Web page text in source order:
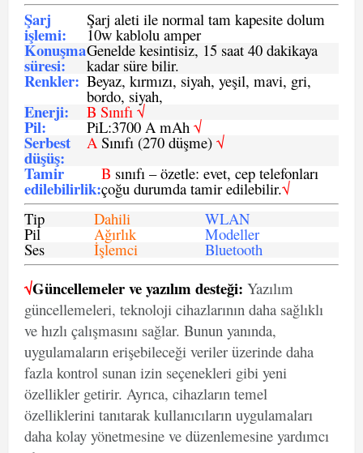
Şarj
işlemi:
Şarj aleti ile normal tam kapesite dolum
10w kablolu amper
Konuşma
süresi:
Genelde kesintisiz, 15 saat 40 dakikaya
kadar süre bilir.
Renkler: Beyaz, kırmızı, siyah, yeşil, mavi, gri,
bordo, siyah,
Enerji: B Sınıfı √
Pil: PiL:3700 A mAh √
Serbest
düşüş:
ASınıfı (270 düşme) √
Tamir
edilebilirlik:
B sınıfı – özetle: evet, cep telefonları
çoğu durumda tamir edilebilir.√
Tip
Dahili WLAN
Pil Ağırlık Modeller
Ses İşlemci Bluetooth
√Güncellemeler ve yazılım desteği: Yazılım
güncellemeleri, teknoloji cihazlarının daha sağlıklı
ve hızlı çalışmasını sağlar. Bunun yanında,
uygulamaların erişebileceği veriler üzerinde daha
fazla kontrol sunan izin seçenekleri gibi yeni
özellikler getirir. Ayrıca, cihazların temel
özelliklerini tanıtarak kullanıcıların uygulamaları
daha kolay yönetmesine ve düzenlemesine yardımcı